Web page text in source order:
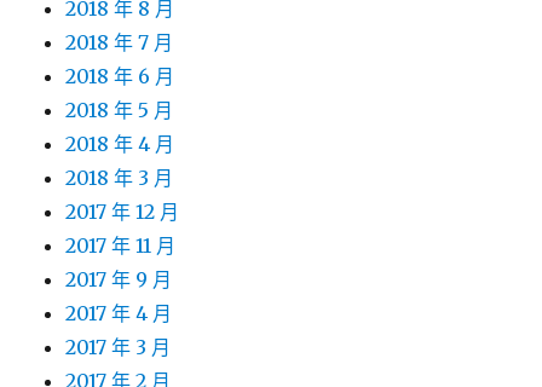
2018 年 8 月
2018 年 7 月
2018 年 6 月
2018 年 5 月
2018 年 4 月
2018 年 3 月
2017 年 12 月
2017 年 11 月
2017 年 9 月
2017 年 4 月
2017 年 3 月
2017 年 2 月